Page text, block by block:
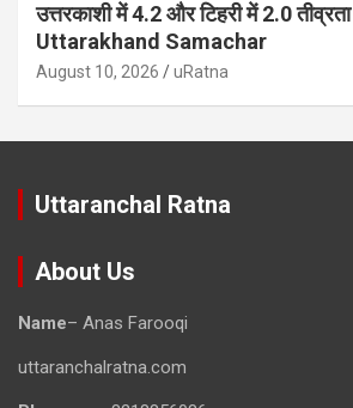
उत्तरकाशी में 4.2 और टिहरी में 2.0
Uttarakhand Samachar
August 10, 2026 uRatna
Uttaranchal Ratna
About Us
Name– Anas Farooqi
uttaranchalratna.com